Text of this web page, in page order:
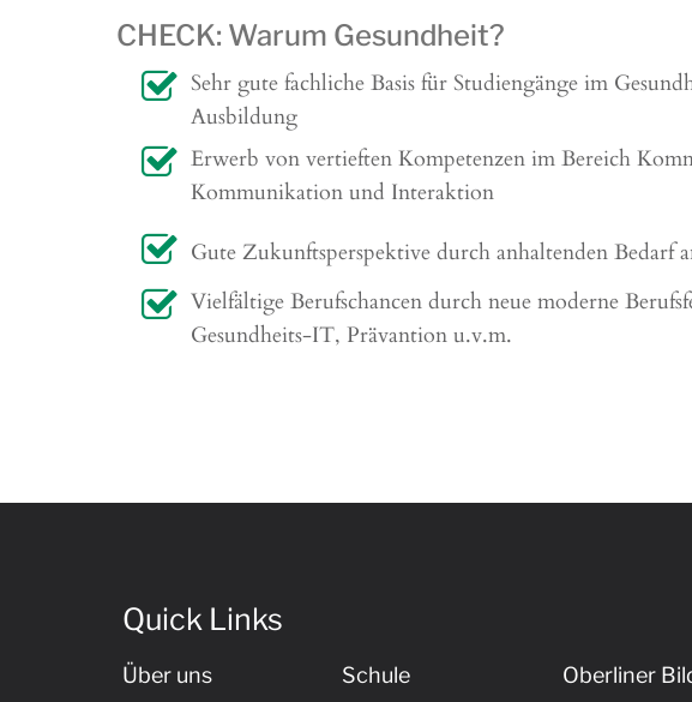
CHECK: Warum Gesundheit?
Sehr gute fachliche Basis für Studiengänge im
Ausbildung
Erwerb von vertieften Kompetenzen im Bereich
Kommunikation und Interaktion
Gute Zukunftsperspektive durch anhaltenden Bedarf
Vielfältige Berufschancen durch neue moderne
Gesundheits-IT, Prävantion u.v.m.
Quick Links
Über uns Schule Oberliner